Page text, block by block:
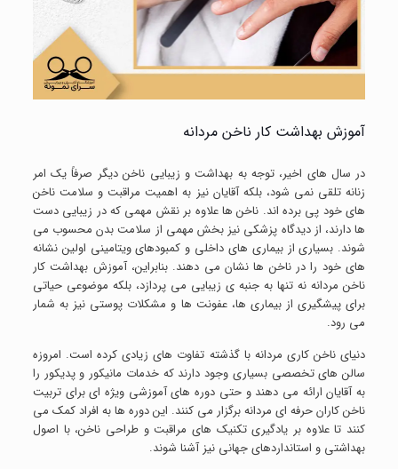
آموزش بهداشت کار ناخن مردانه
در سال های اخیر، توجه به بهداشت و زیبایی ناخن دیگر صرفاً یک امر
زنانه تلقی نمی شود، بلکه آقایان نیز به اهمیت مراقبت و سلامت ناخن
های خود پی برده اند. ناخن ها علاوه بر نقش مهمی که در زیبایی دست
ها دارند، از دیدگاه پزشکی نیز بخش مهمی از سلامت بدن محسوب می
شوند. بسیاری از بیماری های داخلی و کمبودهای ویتامینی اولین نشانه
های خود را در ناخن ها نشان می دهند. بنابراین، آموزش بهداشت کار
ناخن مردانه نه تنها به جنبه ی زیبایی می پردازد، بلکه موضوعی حیاتی
برای پیشگیری از بیماری ها، عفونت ها و مشکلات پوستی نیز به شمار
می رود.
دنیای ناخن کاری مردانه با گذشته تفاوت های زیادی کرده است. امروزه
سالن های تخصصی بسیاری وجود دارند که خدمات مانیکور و پدیکور را
به آقایان ارائه می دهند و حتی دوره های آموزشی ویژه ای برای تربیت
ناخن کاران حرفه ای مردانه برگزار می کنند. این دوره ها به افراد کمک می
کنند تا علاوه بر یادگیری تکنیک های مراقبت و طراحی ناخن، با اصول
بهداشتی و استانداردهای جهانی نیز آشنا شوند.